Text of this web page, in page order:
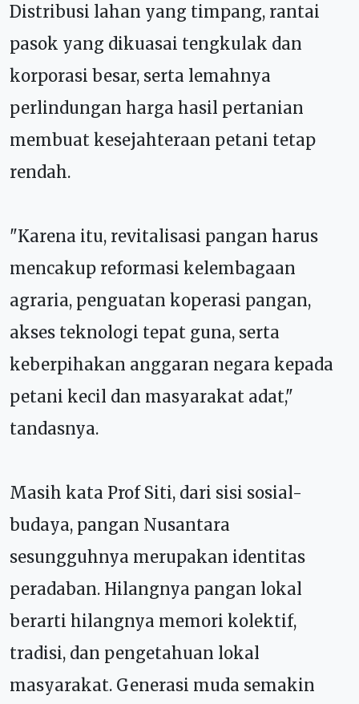
Distribusi lahan yang timpang, rantai
pasok yang dikuasai tengkulak dan
korporasi besar, serta lemahnya
perlindungan harga hasil pertanian
membuat kesejahteraan petani tetap
rendah.
"Karena itu, revitalisasi pangan harus
mencakup reformasi kelembagaan
agraria, penguatan koperasi pangan,
akses teknologi tepat guna, serta
keberpihakan anggaran negara kepada
petani kecil dan masyarakat adat,"
tandasnya.
Masih kata Prof Siti, dari sisi sosial-
budaya, pangan Nusantara
sesungguhnya merupakan identitas
peradaban. Hilangnya pangan lokal
berarti hilangnya memori kolektif,
tradisi, dan pengetahuan lokal
masyarakat. Generasi muda semakin